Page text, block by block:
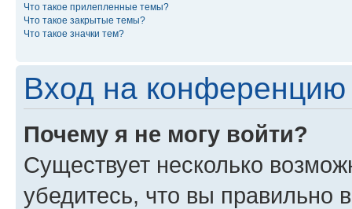
Что такое прилепленные темы?
Что такое закрытые темы?
Что такое значки тем?
Вход на конференцию
Почему я не могу войти?
Существует несколько
убедитесь, что вы правильно